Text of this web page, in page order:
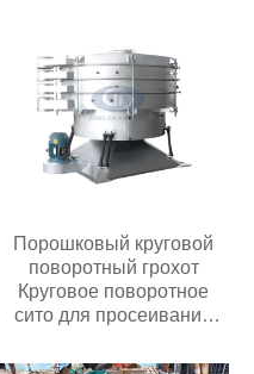
Порошковый круговой
поворотный грохот
Круговое поворотное
сито для просеивания
Промышленный круглый